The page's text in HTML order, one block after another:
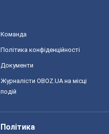
Команда
Політика конфіденційності
Документи
Журналісти OBOZ.UA на місці
подій
Політика